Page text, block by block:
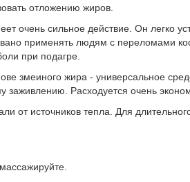
отложению жиров.
очень сильное действие. Он легко
применять людям с переломами
при подагре.
змеиного жира - универсальное
заживлению. Расходуется очень
от источников тепла. Для